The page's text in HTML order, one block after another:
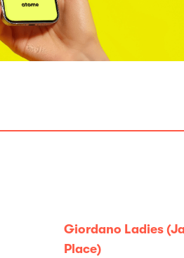
Giordano Ladies
Place)